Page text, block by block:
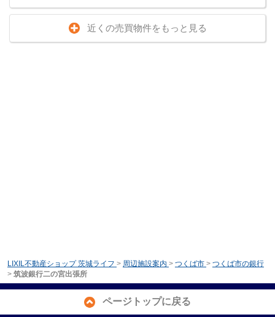
近くの売買物件をもっと見る
LIXIL不動産ショップ 茨城ライフ > 周辺施設案内 > つくば市 > つくば市の銀行
> 筑波銀行二の宮出張所
ページトップに戻る